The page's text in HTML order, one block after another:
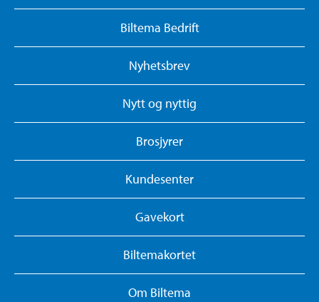
Biltema Bedrift
Nyhetsbrev
Nytt og nyttig
Brosjyrer
Kundesenter
Gavekort
Biltemakortet
Om Biltema